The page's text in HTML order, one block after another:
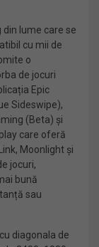
lume care se
cu mii de
o
de jocuri
Epic
Sideswipe),
(Beta) și
care oferă
Moonlight și
jocuri,
bună
sau
diagonala de